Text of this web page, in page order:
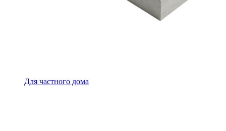
Для частного дома